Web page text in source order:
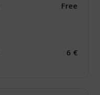
Free
6 €